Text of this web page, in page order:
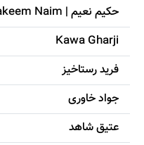
حکيم نعيم | Hakeem Naim
Kawa Gharji
فرید رستاخیز
جواد خاوری
عتیق شاهد